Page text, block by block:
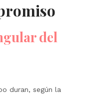
del
duran, según la